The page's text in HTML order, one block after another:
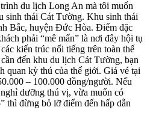
du lịch Long An mà tôi muốn
sinh thái Cát Tường. Khu sinh thái
Bắc, huyện Đức Hòa. Điểm đặc
phải “mê mẩn” là nơi đây hội tụ
kiến trúc nổi tiếng trên toàn thế
đến khu du lịch Cát Tường, bạn
quan kỳ thú của thế giới. Giá vé tại
– 100.000 đồng/người. Nếu
dưỡng thú vị, vừa muốn có
thì đừng bỏ lỡ điểm đến hấp dẫn